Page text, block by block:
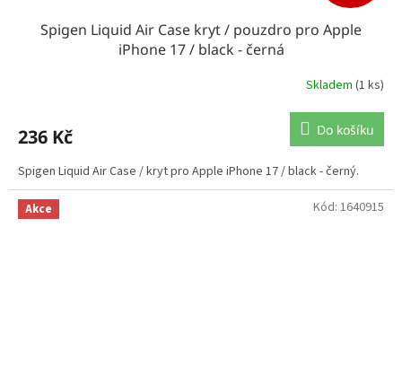
Spigen Liquid Air Case kryt / pouzdro pro Apple
iPhone 17 / black - černá
Skladem (1 ks)
236 Kč Do košíku
Spigen Liquid Air Case / kryt pro Apple iPhone 17 / black - černý.
Akce Kód: 1640915